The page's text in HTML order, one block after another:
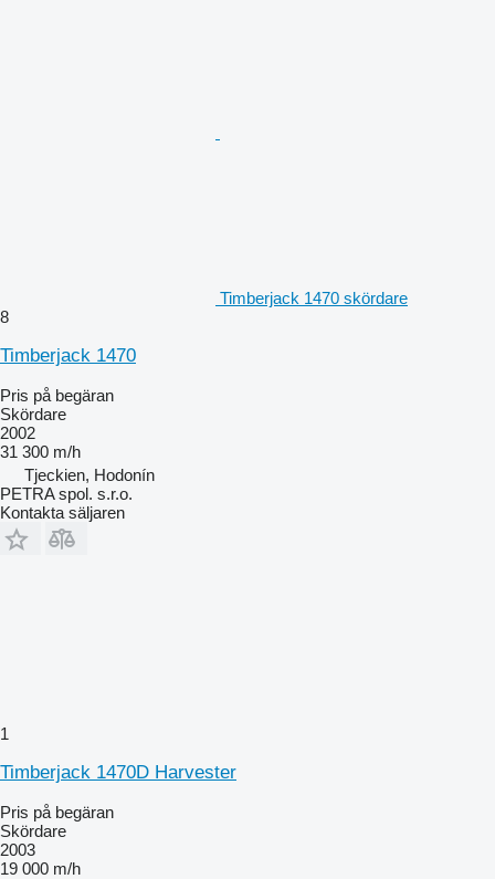
Timberjack 1470 skördare
8
Timberjack 1470
Pris på begäran
Skördare
2002
31 300 m/h
Tjeckien, Hodonín
PETRA spol. s.r.o.
Kontakta säljaren
1
Timberjack 1470D Harvester
Pris på begäran
Skördare
2003
19 000 m/h